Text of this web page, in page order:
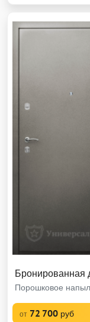
Бронированная
Порошковое
от 72 700 руб